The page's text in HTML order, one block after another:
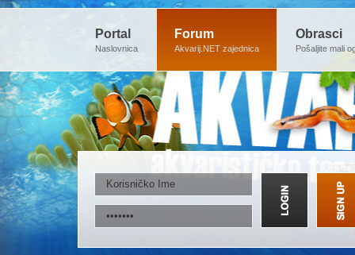
Portal
Naslovnica
Forum
Akvarij.NET zajednica
Obrasci
Pošaljite mali